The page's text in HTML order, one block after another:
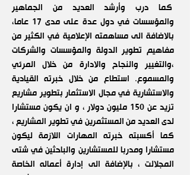
كما درب وأرشد العديد من الجماهير
والمؤسسات في دول عدة على مدى 17 عاما،
بالاضافة الى مساهمته الإعلامية في الكثير من
مفاهيم تطوير الدولة والمؤسسات والشركات
،والتغيير والنجاح والادارة من خلال المرئي
والمسموع. استطاع من خلال خبرته القيادية
والاستشارية في مجال الاستثمار بتطوير مشاريع
تزيد عن 150 مليون دولار ، و ان يكون مستشارا
لدى العديد من المستثمرين في تطوير المشاريع ،
كما أكسبته خبرته المهارات اللازمة ليكون
مستشارا ومدربا للمستشارين والباحثين في شتى
المجلالت ، بالإضافة الى إدارة أعماله الخاصة